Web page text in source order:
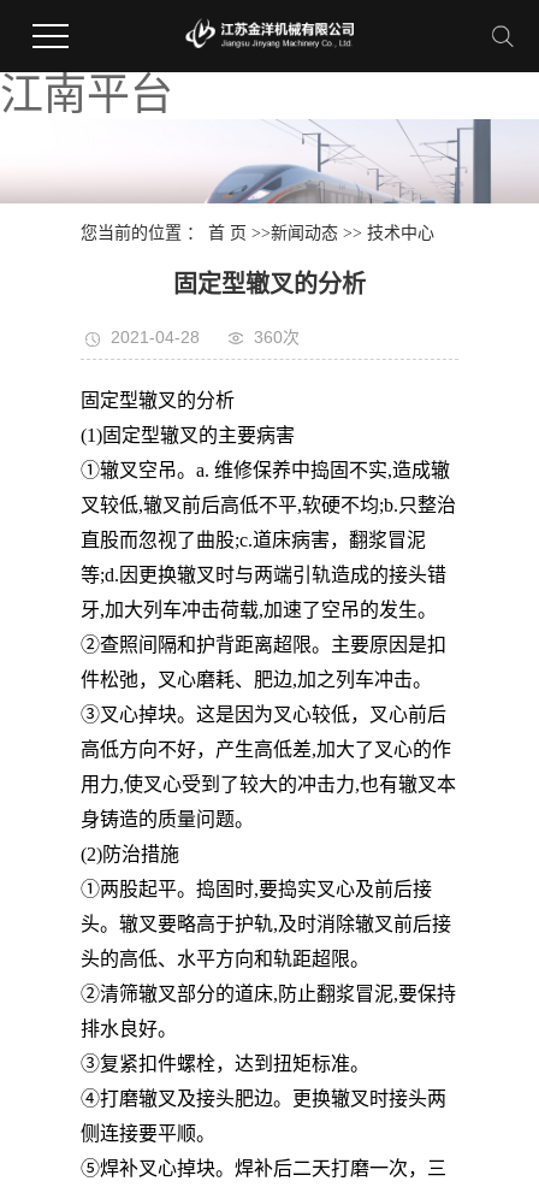
江南平台
您当前的位置 ：首 页 >>新闻动态 >>技术中心
固定型辙叉的分析
2021-04-28 360次
固定型辙叉的分析
(1)固定型辙叉的主要病害
①辙叉空吊。a. 维修保养中捣固不实,造成辙
叉较低,辙叉前后高低不平,软硬不均;b.只整治
直股而忽视了曲股;c.道床病害，翻浆冒泥
等;d.因更换辙叉时与两端引轨造成的接头错
牙,加大列车冲击荷载,加速了空吊的发生。
②查照间隔和护背距离超限。主要原因是扣
件松弛，叉心磨耗、肥边,加之列车冲击。
③叉心掉块。这是因为叉心较低，叉心前后
高低方向不好，产生高低差,加大了叉心的作
用力,使叉心受到了较大的冲击力,也有辙叉本
身铸造的质量问题。
(2)防治措施
①两股起平。捣固时,要捣实叉心及前后接
头。辙叉要略高于护轨,及时消除辙叉前后接
头的高低、水平方向和轨距超限。
②清筛辙叉部分的道床,防止翻浆冒泥,要保持
排水良好。
③复紧扣件螺栓，达到扭矩标准。
④打磨辙叉及接头肥边。更换辙叉时接头两
侧连接要平顺。
⑤焊补叉心掉块。焊补后二天打磨一次，三